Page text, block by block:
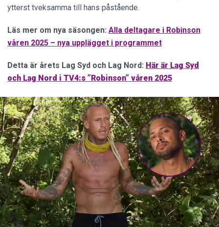
ytterst tveksamma till hans påstående.
Läs mer om nya säsongen: Alla deltagare i Robinson
våren 2025 – nya upplägget i programmet
Detta är årets Lag Syd och Lag Nord: Här är Lag Syd
och Lag Nord i TV4:s ”Robinson” våren 2025